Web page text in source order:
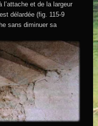
l’attache et de la largeur
délardée (fig. 115-9
sans diminuer sa